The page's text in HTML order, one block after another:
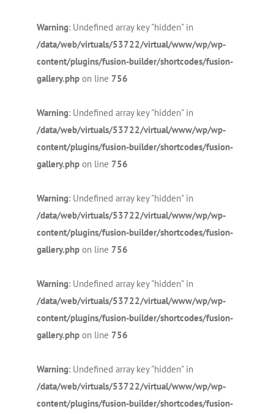
Warning: Undefined array key "hidden" in
/data/web/virtuals/53722/virtual/www/wp/wp-
content/plugins/fusion-builder/shortcodes/fusion-
gallery.php on line 756
Warning: Undefined array key "hidden" in
/data/web/virtuals/53722/virtual/www/wp/wp-
content/plugins/fusion-builder/shortcodes/fusion-
gallery.php on line 756
Warning: Undefined array key "hidden" in
/data/web/virtuals/53722/virtual/www/wp/wp-
content/plugins/fusion-builder/shortcodes/fusion-
gallery.php on line 756
Warning: Undefined array key "hidden" in
/data/web/virtuals/53722/virtual/www/wp/wp-
content/plugins/fusion-builder/shortcodes/fusion-
gallery.php on line 756
Warning: Undefined array key "hidden" in
/data/web/virtuals/53722/virtual/www/wp/wp-
content/plugins/fusion-builder/shortcodes/fusion-